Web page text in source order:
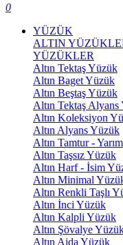
0
YÜZÜK
ALTIN
YÜZÜKLER
Altın Tektaş Yüzük
Altın Baget Yüzük
Altın Beştaş Yüzük
Altın Tektaş Alyans
Altın Koleksiyon
Altın Alyans Yüzük
Altın Tamtur -
Altın Taşsız Yüzük
Altın Harf - İsim
Altın Minimal
Altın Renkli Taşlı
Altın İnci Yüzük
Altın Kalpli Yüzük
Altın Şövalye
Altın Ajda Yüzük